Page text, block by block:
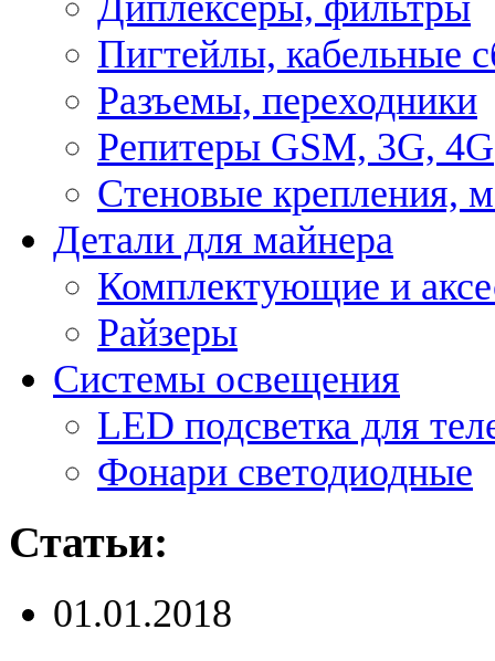
Пигтейлы, кабельные
Разъемы, переходники
Репитеры GSM, 3G, 4G
Стеновые крепления,
Детали для майнера
Комплектующие и
Райзеры
Системы освещения
LED подсветка для
Фонари светодиодные
Статьи:
01.01.2018